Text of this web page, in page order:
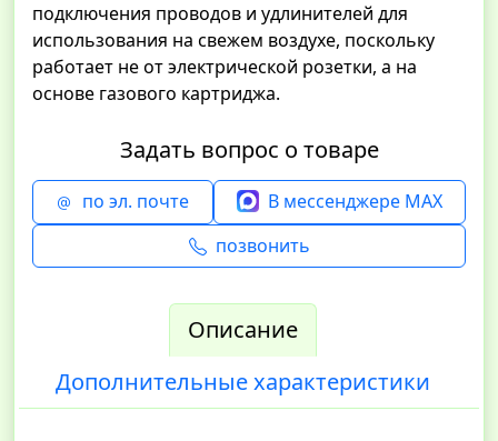
подключения проводов и удлинителей для
использования на свежем воздухе, поскольку
работает не от электрической розетки, а на
основе газового картриджа.
Задать вопрос о товаре
по эл. почте
В мессенджере MAX
позвонить
Описание
Дополнительные характеристики